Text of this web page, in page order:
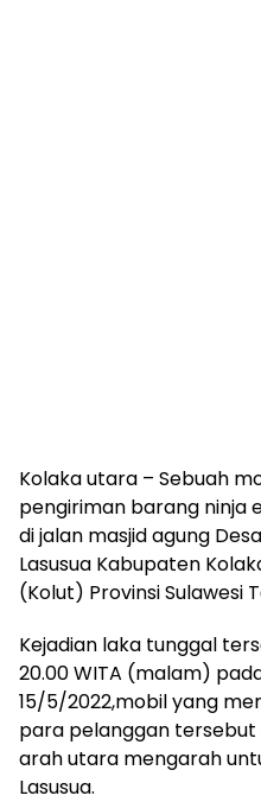
Kolaka utara – Sebuah
pengiriman barang ninja
di jalan masjid agung
Lasusua Kabupaten
(Kolut) Provinsi Sulawesi
Kejadian laka tunggal
20.00 WITA (malam)
15/5/2022,mobil yang
para pelanggan
arah utara mengarah
Lasusua.